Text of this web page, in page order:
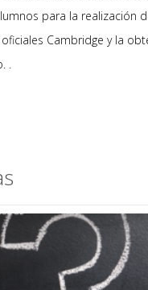
para la realización
Cambridge y la